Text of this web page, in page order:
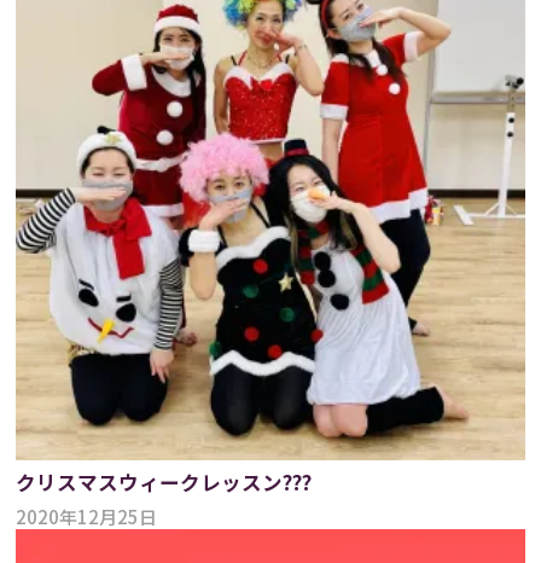
クリスマスウィークレッスン???
2020年12月25日